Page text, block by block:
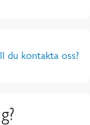
du kontakta oss?